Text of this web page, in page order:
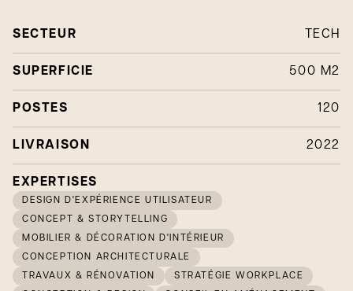
SECTEUR TECH
SUPERFICIE 500 M2
POSTES 120
LIVRAISON 2022
EXPERTISES
DESIGN D'EXPÉRIENCE UTILISATEUR
CONCEPT & STORYTELLING
MOBILIER & DÉCORATION D'INTÉRIEUR
CONCEPTION ARCHITECTURALE
TRAVAUX & RÉNOVATION
STRATÉGIE WORKPLACE